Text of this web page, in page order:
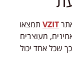
VZIT תמצאו
מעוצבים
שכל אחד יכול